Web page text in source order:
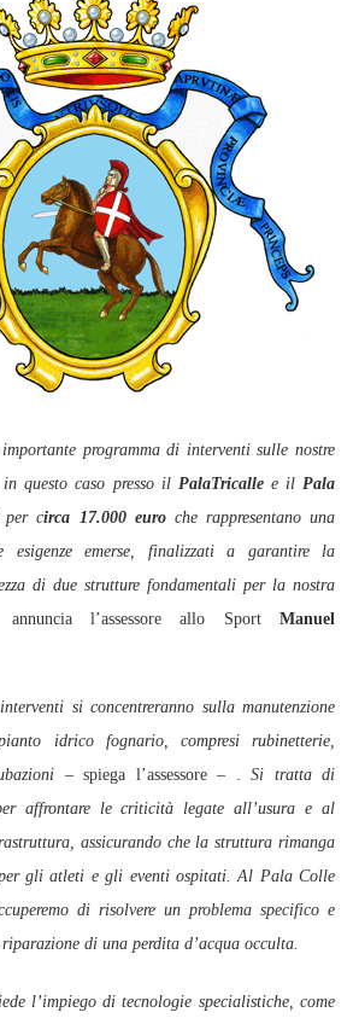
programma di interventi sulle nostre
questo caso presso il PalaTricallee ilPala
per circa 17.000 euroche rappresentano una
esigenze emerse, finalizzati a garantire la
di due strutture fondamentali per la nostra
annuncia l’assessore allo SportManuel
si concentreranno sulla manutenzione
idrico fognario, compresi rubinetterie,
– spiega l’assessore – .Si tratta di
affrontare le criticità legate all’usura e al
assicurando che la struttura rimanga
per gli atleti e gli eventi ospitati. Al Pala Colle
di risolvere un problema specifico e
di una perdita d’acqua occulta.
l’impiego di tecnologie specialistiche, come